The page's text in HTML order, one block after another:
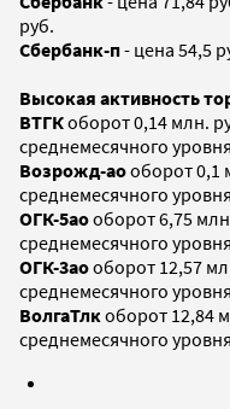
руб.
Сбербанк-п- цена 54,5
Высокая активность
ВТГКоборот 0,14 млн.
среднемесячного
Возрожд-аооборот 0,1
среднемесячного
ОГК-5аооборот 6,75
среднемесячного
ОГК-3аооборот 12,57
среднемесячного
ВолгаТлк оборот 12,84
среднемесячного